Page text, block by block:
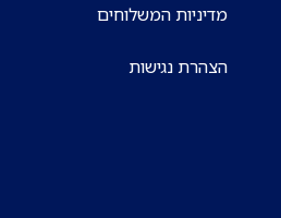
מדיניות המשלוחים
הצהרת נגישות